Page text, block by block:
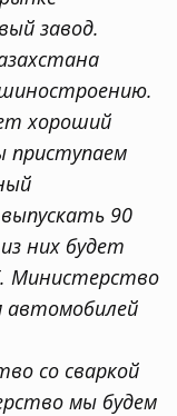
завод.
хороший
приступаем
90
них будет
Министерство
автомобилей
со сваркой
мы будем